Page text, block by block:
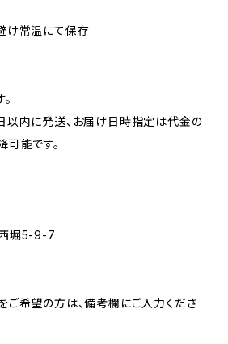
け常温にて保存
内に発送、お届け日時指定は代金の
能です。
堀5-9-7
ご希望の方は、備考欄にご入力くださ